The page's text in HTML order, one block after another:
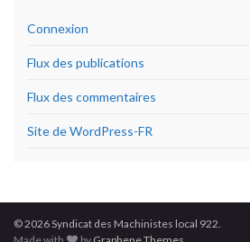
Connexion
Flux des publications
Flux des commentaires
Site de WordPress-FR
© 2026 Syndicat des Machinistes local 922.